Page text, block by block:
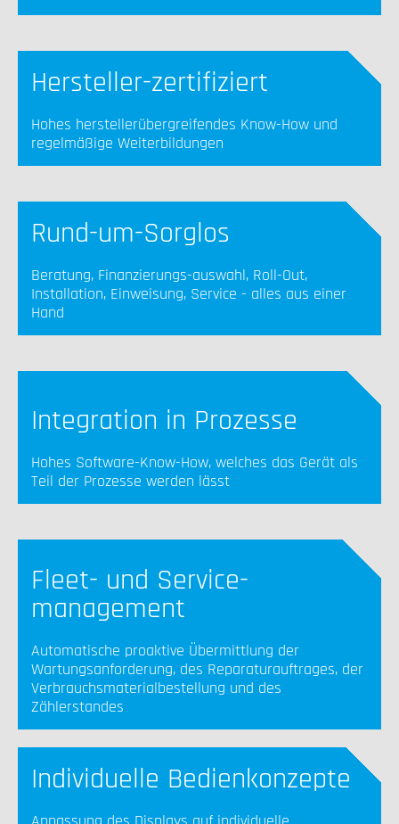
Hersteller-zertifiziert
Hohes herstellerübergreifendes Know-How und
regelmäßige Weiterbildungen
Rund-um-Sorglos
Beratung, Finanzierungs-auswahl, Roll-Out,
Installation, Einweisung, Service - alles aus einer
Hand
Integration in Prozesse
Hohes Software-Know-How, welches das Gerät als
Teil der Prozesse werden lässt
Fleet- und Service-
management
Automatische proaktive Übermittlung der
Wartungsanforderung, des Reparaturauftrages, der
Verbrauchsmaterialbestellung und des
Zählerstandes
Individuelle Bedienkonzepte